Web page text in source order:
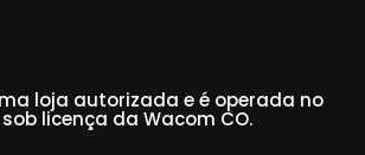
loja autorizada e é operada no
licença da Wacom CO.